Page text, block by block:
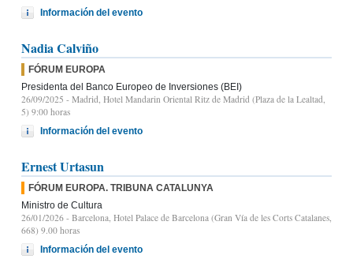
Información del evento
Nadia Calviño
FÓRUM EUROPA
Presidenta del Banco Europeo de Inversiones (BEI)
26/09/2025 - Madrid, Hotel Mandarin Oriental Ritz de Madrid (Plaza de la Lealtad,
5) 9:00 horas
Información del evento
Ernest Urtasun
FÓRUM EUROPA. TRIBUNA CATALUNYA
Ministro de Cultura
26/01/2026 - Barcelona, Hotel Palace de Barcelona (Gran Vía de les Corts Catalanes,
668) 9.00 horas
Información del evento